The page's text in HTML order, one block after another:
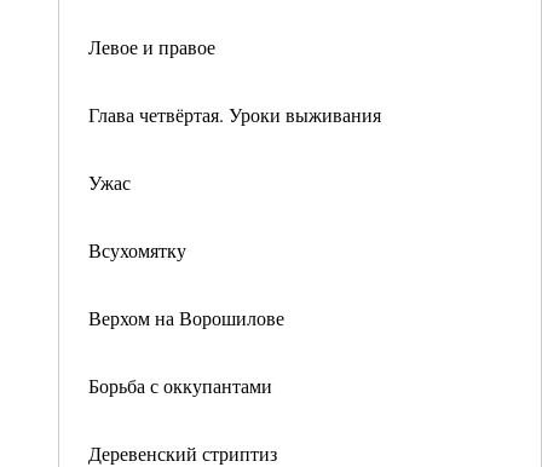
Левое и правое
Глава четвёртая. Уроки выживания
Ужас
Всухомятку
Верхом на Ворошилове
Борьба с оккупантами
Деревенский стриптиз